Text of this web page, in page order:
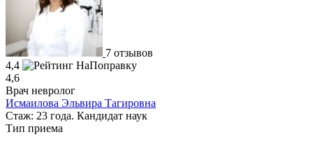
7 отзывов
4,4
4,6
Врач невролог
Исмаилова Эльвира Тагировна
Стаж: 23 года. Кандидат наук
Тип приема